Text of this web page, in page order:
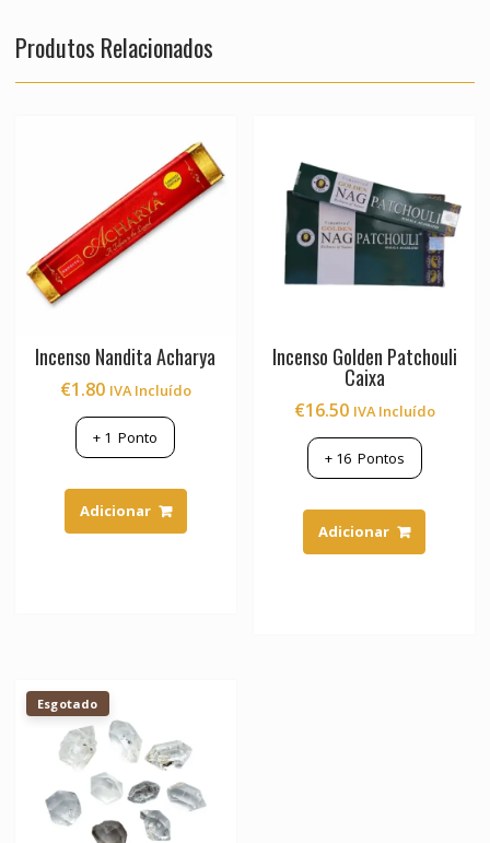
Produtos Relacionados
Incenso Nandita Acharya
€1.80 IVA Incluído
+ 1 Ponto
Adicionar
Incenso Golden Patchouli
Caixa
€16.50 IVA Incluído
+ 16Pontos
Adicionar
Esgotado